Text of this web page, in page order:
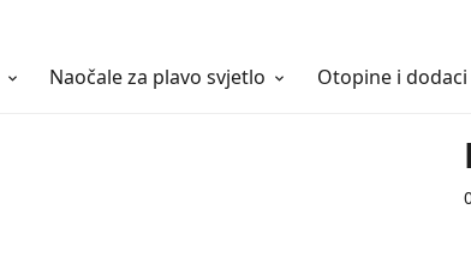
Naočaleza plavo svjetlo Otopine i dodaci